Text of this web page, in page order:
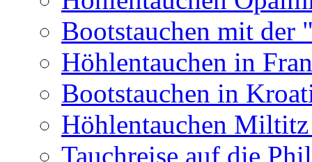
Bootstauchen mit
Höhlentauchen in
Bootstauchen in
Höhlentauchen
Tauchreise auf die